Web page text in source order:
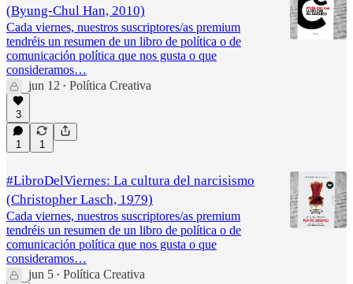
(Byung-Chul Han, 2010)
Cada viernes, nuestros suscriptores/as premium
tendréis un resumen de un libro de política o de
comunicación política que nos gusta o que
consideramos…
jun 12 • Política Creativa
3
1 1
#LibroDelViernes: La cultura del narcisismo
(Christopher Lasch, 1979)
Cada viernes, nuestros suscriptores/as premium
tendréis un resumen de un libro de política o de
comunicación política que nos gusta o que
consideramos…
jun 5 • Política Creativa